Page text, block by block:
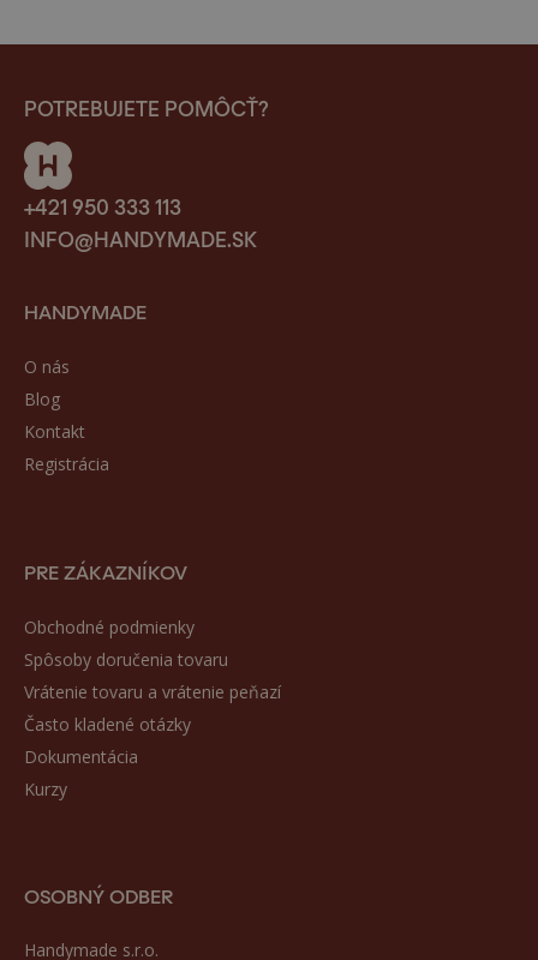
POTREBUJETE POMÔCŤ?
+421 950 333 113
INFO@HANDYMADE.SK
HANDYMADE
O nás
Blog
Kontakt
Registrácia
PRE ZÁKAZNÍKOV
Obchodné podmienky
Spôsoby doručenia tovaru
Vrátenie tovaru a vrátenie peňazí
Často kladené otázky
Dokumentácia
Kurzy
OSOBNÝ ODBER
Handymade s.r.o.